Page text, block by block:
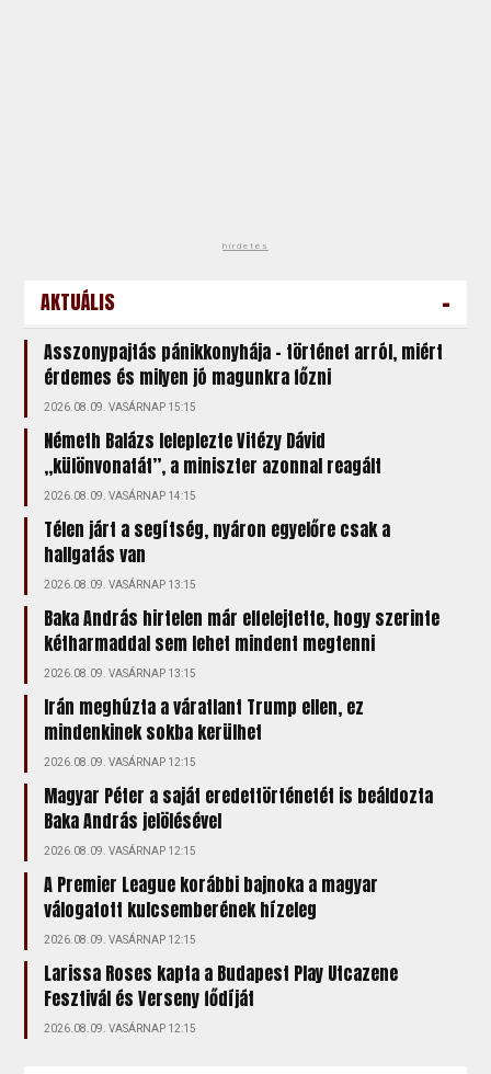
hirdetés
AKTUÁLIS -
Asszonypajtás pánikkonyhája – történet arról, miért
érdemes és milyen jó magunkra főzni
2026.08.09. VASÁRNAP 15:15
Németh Balázs leleplezte Vitézy Dávid
„különvonatát”, a miniszter azonnal reagált
2026.08.09. VASÁRNAP 14:15
Télen járt a segítség, nyáron egyelőre csak a
hallgatás van
2026.08.09. VASÁRNAP 13:15
Baka András hirtelen már elfelejtette, hogy szerinte
kétharmaddal sem lehet mindent megtenni
2026.08.09. VASÁRNAP 13:15
Irán meghúzta a váratlant Trump ellen, ez
mindenkinek sokba kerülhet
2026.08.09. VASÁRNAP 12:15
Magyar Péter a saját eredettörténetét is beáldozta
Baka András jelölésével
2026.08.09. VASÁRNAP 12:15
A Premier League korábbi bajnoka a magyar
válogatott kulcsemberének hízeleg
2026.08.09. VASÁRNAP 12:15
Larissa Roses kapta a Budapest Play Utcazene
Fesztivál és Verseny fődíját
2026.08.09. VASÁRNAP 12:15